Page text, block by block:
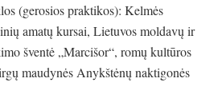
(gerosios praktikos): Kelmės
amatų kursai, Lietuvos moldavų ir
šventė „Marcišor“, romų kultūros
maudynės Anykštėnų naktigonės